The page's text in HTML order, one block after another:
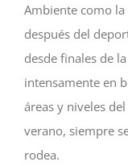
Ambiente como
después del
desde finales de
intensamente en
áreas y niveles
verano, siempre
rodea.